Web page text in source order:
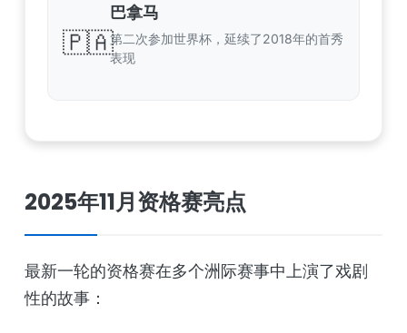
🇵🇦
巴拿马
第二次参加世界杯，延续了2018年的首秀
表现
2025年11月资格赛亮点
最新一轮的资格赛在多个洲际赛事中上演了戏剧
性的故事：